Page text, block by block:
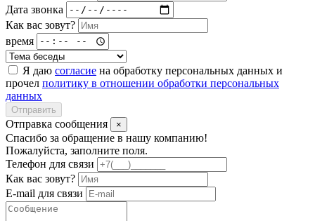
Дата звонка
Как вас зовут?
время
Я даю согласие на обработку персональных данных и
прочел политику в отношении обработки персональных
данных
Отправить
Отправка сообщения ×
Спасибо за обращение в нашу компанию!
Пожалуйста, заполните поля.
Телефон для связи
Как вас зовут?
E-mail для связи